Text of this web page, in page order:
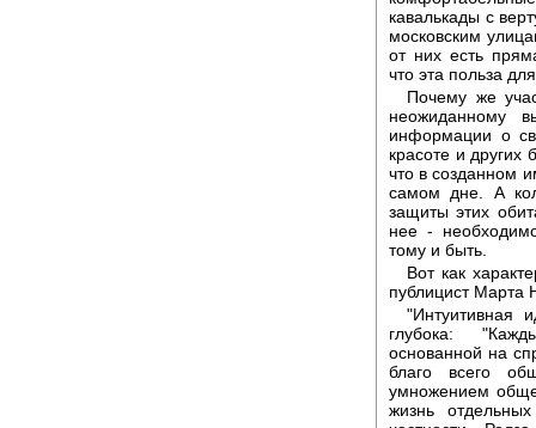
кавалькады с
московским
от них есть
что эта польза
Почему же
неожиданному
информации о
красоте и других
что в созданном
самом дне. А
защиты этих
нее -
тому и быть.
Вот как
публицист Марта
"Интуитивная
глубока:
основанной на
благо всего
умножением
жизнь